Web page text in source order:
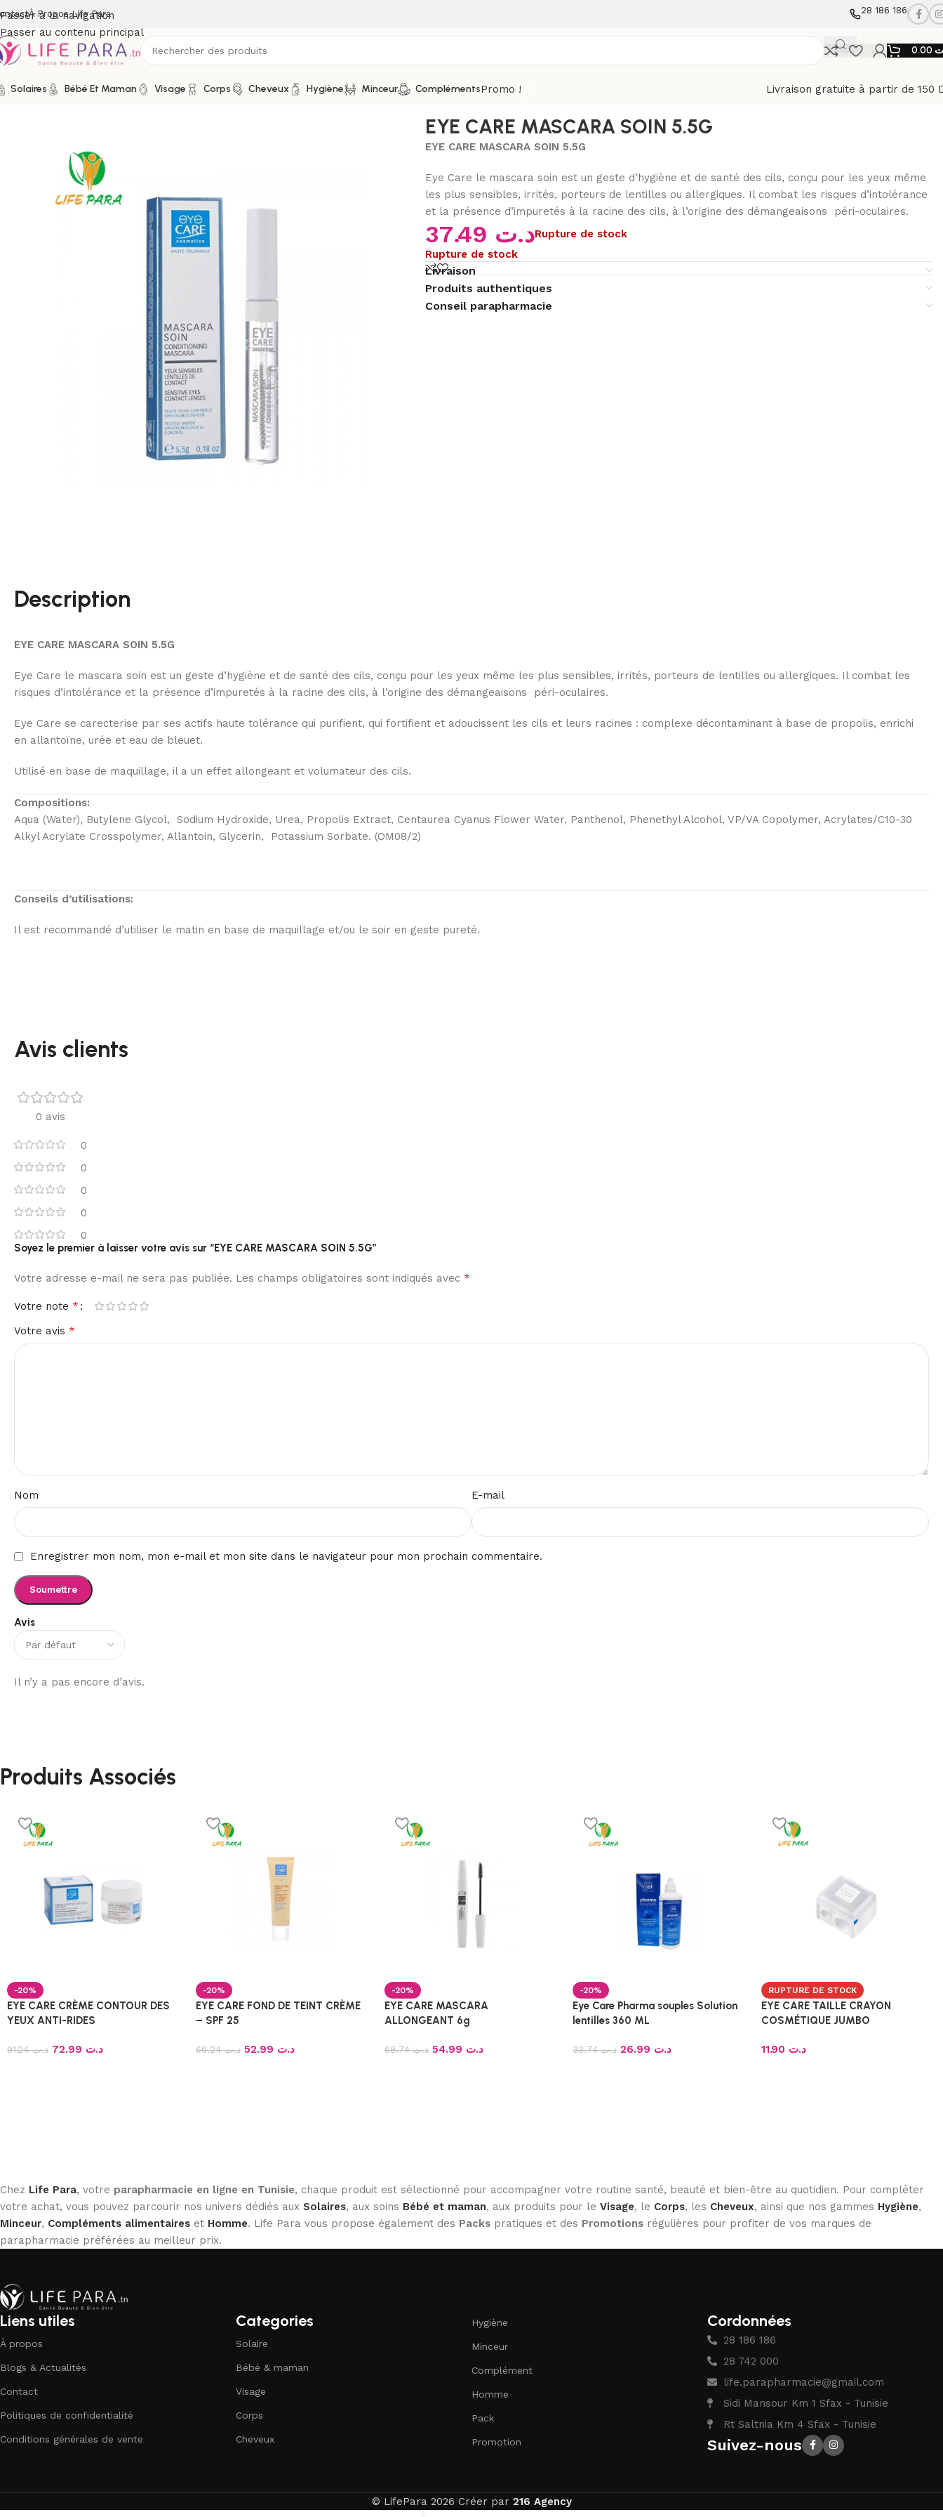
Passer à la navigation
Passer au contenu principal
À Propos Life Para 28 186 186
Solaires Bébé Et Maman Visage Corps Cheveux Hygiène Minceur ComplémentsPromo !
Livraison gratuite à partir de 150
/Boutique Maquillage/ Mascara EYE CARE MASCARA SOIN 5.5G
EYE CARE MASCARA SOIN 5.5G
EYE CARE MASCARA SOIN 5.5G
Eye Care le mascara soin est un geste d’hygiène et de santé des cils, conçu pour les yeux même
les plus sensibles, irrités, porteurs de lentilles ou allergiques. Il combat les risques d’intolérance
et la présence d’impuretés à la racine des cils, à l’origine des démangeaisons péri-oculaires.
د.تRupture de stock
Rupture de stock
Livraison
Produits authentiques
Conseil parapharmacie
Description
EYE CARE MASCARA SOIN 5.5G
Eye Care le mascara soin est un geste d’hygiène et de santé des cils, conçu pour les yeux même les plus sensibles, irrités, porteurs de lentilles ou allergiques. Il combat les
risques d’intolérance et la présence d’impuretés à la racine des cils, à l’origine des démangeaisons péri-oculaires.
Eye Care se carecterise par ses actifs haute tolérance qui purifient, qui fortifient et adoucissent les cils et leurs racines : complexe décontaminant à base de propolis, enrichi
en allantoïne, urée et eau de bleuet.
Utilisé en base de maquillage, il a un effet allongeant et volumateur des cils.
Compositions:
Aqua (Water), Butylene Glycol, Sodium Hydroxide, Urea, Propolis Extract, Centaurea Cyanus Flower Water, Panthenol, Phenethyl Alcohol, VP/VA Copolymer, Acrylates/C10-30
Alkyl Acrylate Crosspolymer, Allantoin, Glycerin, Potassium Sorbate. (OM08/2)
Conseils d’utilisations:
Il est recommandé d’utiliser le matin en base de maquillage et/ou le soir en geste pureté.
Avis clients
0 avis
0
0
0
0
0
Avis
Il n’y a pas encore d’avis.
Soyez le premier à laisser votre avis sur “EYE CARE MASCARA SOIN 5.5G”
Votre adresse e-mail ne sera pas publiée. Les champs obligatoires sont indiqués avec *
Votre note *
Votre avis *
Nom E-mail
Enregistrer mon nom, mon e-mail et mon site dans le navigateur pour mon prochain commentaire.
Produits Associés
-20%
EYE CARE CRÈME CONTOUR DES
YEUX ANTI-RIDES
د.ت91.24 د.ت
-20%
EYE CARE FOND DE TEINT CRÈME
– SPF 25
د.ت66.24 د.ت
-20%
EYE CARE MASCARA
ALLONGEANT 6g
د.ت68.74 د.ت
-20%
Eye Care Pharma souples Solution
lentilles 360 ML
د.ت33.74 د.ت
RUPTURE DE STOCK
EYE CARE TAILLE CRAYON
COSMÉTIQUE JUMBO
د.ت
Chez Life Para, votre parapharmacie en ligne en Tunisie, chaque produit est sélectionné pour accompagner votre routine santé, beauté et bien-être au quotidien. Pour compléter
votre achat, vous pouvez parcourir nos univers dédiés aux Solaires, aux soins Bébé et maman, aux produits pour le Visage, le Corps, les Cheveux, ainsi que nos gammes Hygiène,
Minceur, Compléments alimentaires et Homme. Life Para vous propose également des Packs pratiques et des Promotions régulières pour profiter de vos marques de
parapharmacie préférées au meilleur prix.
Liens utiles
À propos
Blogs & Actualités
Contact
Politiques de confidentialité
Conditions générales de vente
Categories
Solaire
Bébé & maman
Visage
Corps
Cheveux
Hygiène
Minceur
Complément
Homme
Pack
Promotion
Cordonnées
28 186 186
28 742 000
life.parapharmacie@gmail.com
Sidi Mansour Km 1 Sfax - Tunisie
Rt Saltnia Km 4 Sfax - Tunisie
Suivez-nous
© LifePara 2026 Créer par 216 Agency